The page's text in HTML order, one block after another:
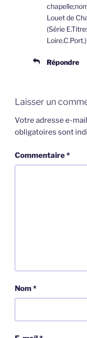
Louet de
(Série
Loire.C.Port.)
Répondre
Laisser un
Votre adresse e-
obligatoires sont
Commentaire*
Nom*